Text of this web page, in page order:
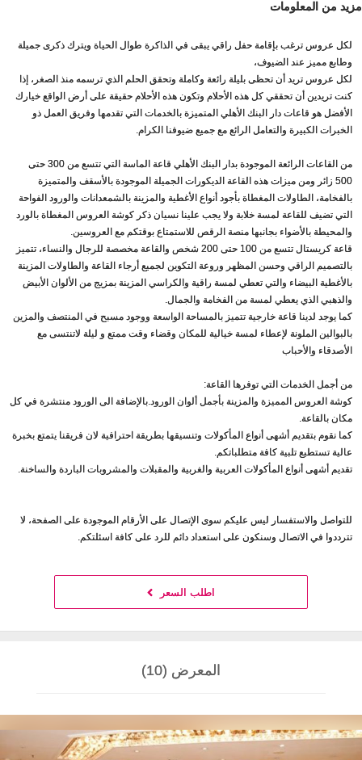
مزيد من المعلومات
لكل عروس ترغب بإقامة حفل راقي يبقى في الذاكرة طوال الحياة ويترك ذكرى جميلة
وطابع مميز عند الضيوف،
لكل عروس تريد أن تحظى بليلة رائعة وكاملة وتحقق الحلم الذي ترسمه منذ الصغر، إذا
كنت تريدين أن تحققي كل هذه الأحلام وتكون هذه الأحلام حقيقة على أرض الواقع خيارك
الأفضل هو قاعات دار البنك الأهلي المتميزة بالخدمات التي تقدمها وفريق العمل ذو
الخبرات الكبيرة والتعامل الرائع مع جميع ضيوفنا الكرام.
من القاعات الرائعة الموجودة بدار البنك الأهلي قاعة الماسة التي تتسع من 300 حتى
500 زائر ومن ميزات هذه القاعة الديكورات الجميلة الموجودة بالأسقف والمتميزة
بالفخامة، الطاولات المغطاة بأجود أنواع الأغطية والمزينة بالشمعدانات والورود الفواحة
التي تضيف للقاعة لمسة خلابة ولا يجب علينا نسيان ذكر كوشة العروس المغطاة بالورد
والمحيطة بالأضواء بجانبها منصة الرقص للاستمتاع بوقتكم مع العروسين.
قاعة كريستال تتسع من 100 حتى 200 شخص والقاعة مخصصة للرجال والنساء، تتميز
بالتصميم الراقي وحسن المظهر وروعة التكوين لجميع أرجاء القاعة والطاولات المزينة
بالأغطية البيضاء والتي تعطي لمسة راقية والكراسي المزينة بمزيج من الألوان الأبيض
والذهبي الذي يعطي لمسة من الفخامة والجمال.
كما يوجد لدينا قاعة خارجية تتميز بالمساحة الواسعة ووجود مسبح في المنتصف والمزين
بالبوالين الملونة لإعطاء لمسة خيالية للمكان وقضاء وقت ممتع و ليلة لاتنتسى مع
الأصدقاء والأحباب
من أجمل الخدمات التي توفرها القاعة:
كوشة العروس المميزة والمزينة بأجمل ألوان الورود.بالإضافة الى الورود منتشرة في كل
مكان بالقاعة.
كما نقوم بتقديم أشهى أنواع المأكولات وتنسيقها بطريقة احترافية لان فريقنا يتمتع بخبرة
عالية تستطيع تلبية كافة متطلباتكم.
تقديم أشهى أنواع المأكولات العربية والغربية والمقبلات والمشروبات الباردة والساخنة.
للتواصل والاستفسار ليس عليكم سوى الإتصال على الأرقام الموجودة على الصفحة، لا
تترددوا في الاتصال وسنكون على استعداد دائم للرد على كافة اسئلتكم.
اطلب السعر
المعرض (10)